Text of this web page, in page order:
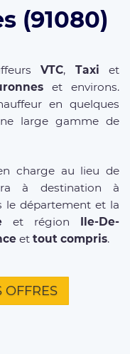
(91080)
VTC, Taxi et
et environs.
en quelques
large gamme de
charge au lieu de
à destination à
le département et la
et région Ile-De-
et tout compris.
OFFRES